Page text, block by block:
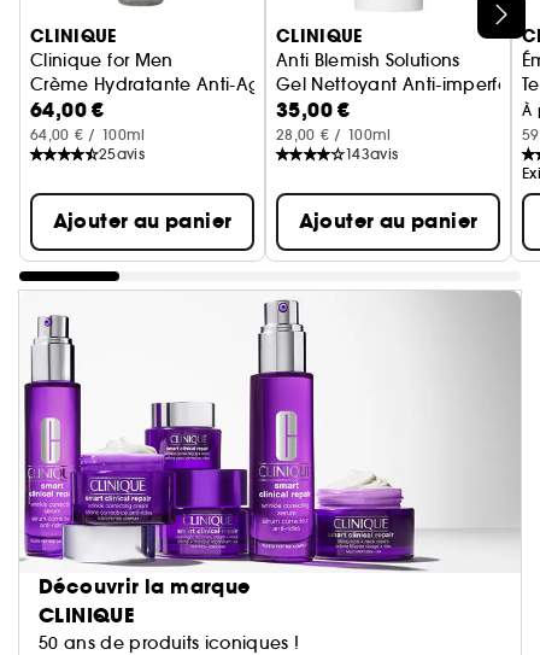
Ignorer le carrousel produits
CLINIQUE
Clinique for Men
Crème Hydratante Anti-Age
64,00 €
64,00 € / 100ml
25avis
Ajouter au panier
CLINIQUE
Anti Blemish Solutions
Gel Nettoyant Anti-
35,00 €
28,00 € / 100ml
143avis
Ajouter au panier
À
Découvrir la marque
CLINIQUE
50 ans de produits iconiques !